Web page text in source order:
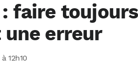
faire
erreur
12h10